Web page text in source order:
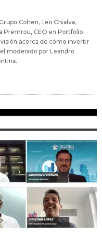
Cohen, Leo Chialva,
Premrou, CEO en Portfolio
acerca de cómo invertir
moderado por Leandro